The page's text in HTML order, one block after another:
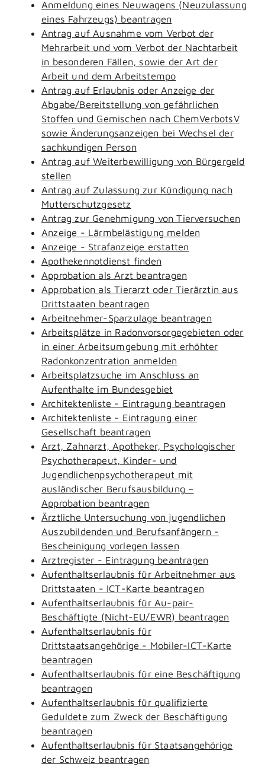
Anmeldung eines Neuwagens (Neuzulassung
eines Fahrzeugs) beantragen
Antrag auf Ausnahme vom Verbot der
Mehrarbeit und vom Verbot der Nachtarbeit
in besonderen Fällen, sowie der Art der
Arbeit und dem Arbeitstempo
Antrag auf Erlaubnis oder Anzeige der
Abgabe/Bereitstellung von gefährlichen
Stoffen und Gemischen nach ChemVerbotsV
sowie Änderungsanzeigen bei Wechsel der
sachkundigen Person
Antrag auf Weiterbewilligung von Bürgergeld
stellen
Antrag auf Zulassung zur Kündigung nach
Mutterschutzgesetz
Antrag zur Genehmigung von Tierversuchen
Anzeige - Lärmbelästigung melden
Anzeige - Strafanzeige erstatten
Apothekennotdienst finden
Approbation als Arzt beantragen
Approbation als Tierarzt oder Tierärztin aus
Drittstaaten beantragen
Arbeitnehmer-Sparzulage beantragen
Arbeitsplätze in Radonvorsorgegebieten oder
in einer Arbeitsumgebung mit erhöhter
Radonkonzentration anmelden
Arbeitsplatzsuche im Anschluss an
Aufenthalte im Bundesgebiet
Architektenliste - Eintragung beantragen
Architektenliste - Eintragung einer
Gesellschaft beantragen
Arzt, Zahnarzt, Apotheker, Psychologischer
Psychotherapeut, Kinder- und
Jugendlichenpsychotherapeut mit
ausländischer Berufsausbildung –
Approbation beantragen
Ärztliche Untersuchung von jugendlichen
Auszubildenden und Berufsanfängern -
Bescheinigung vorlegen lassen
Arztregister - Eintragung beantragen
Aufenthaltserlaubnis für Arbeitnehmer aus
Drittstaaten - ICT-Karte beantragen
Aufenthaltserlaubnis für Au-pair-
Beschäftigte (Nicht-EU/EWR) beantragen
Aufenthaltserlaubnis für
Drittstaatsangehörige - Mobiler-ICT-Karte
beantragen
Aufenthaltserlaubnis für eine Beschäftigung
beantragen
Aufenthaltserlaubnis für qualifizierte
Geduldete zum Zweck der Beschäftigung
beantragen
Aufenthaltserlaubnis für Staatsangehörige
der Schweiz beantragen